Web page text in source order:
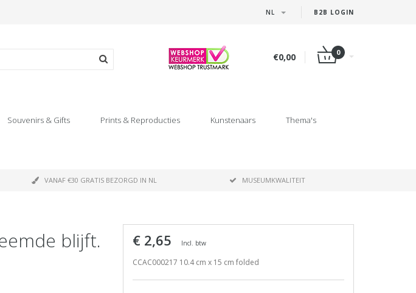
B2B LOGIN
NL
€0,00 0
Souvenirs & Gifts Prints & Reproducties Kunstenaars Thema's
VANAF €30 GRATIS BEZORGD IN NL MUSEUMKWALITEIT
blijft. € 2,65 Incl. btw
CCAC000217 10.4 cm x 15 cm folded